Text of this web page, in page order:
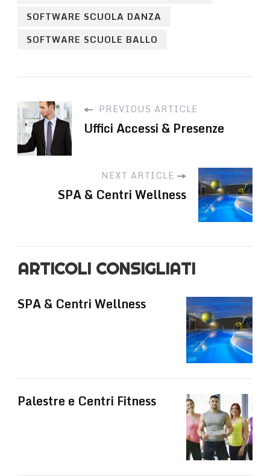
SOFTWARE SCUOLA DANZA
SOFTWARE SCUOLE BALLO
PREVIOUS ARTICLE
Uffici Accessi & Presenze
NEXT ARTICLE
SPA & Centri Wellness
ARTICOLI CONSIGLIATI
SPA & Centri Wellness
Palestre e Centri Fitness